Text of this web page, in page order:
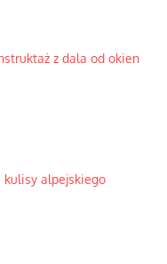
z dala od okien
kulisy alpejskiego